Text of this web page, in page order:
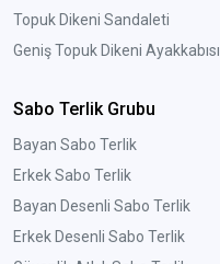
Topuk Dikeni Sandaleti
Geniş Topuk Dikeni Ayakkabısı
Sabo Terlik Grubu
Bayan Sabo Terlik
Erkek Sabo Terlik
Bayan Desenli Sabo Terlik
Erkek Desenli Sabo Terlik